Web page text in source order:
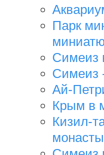
Парк
Cимеиз
Симеиз
Ай-
Крым в
Кизил-